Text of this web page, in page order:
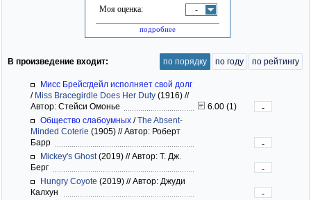
Моя оценка: -
подробнее
В произведение входит: по порядку по году по рейтингу
Мисс Брейсгдейл исполняет свой долг
/ Miss Bracegirdle Does Her Duty (1916) //
Автор: Стейси Омонье
6.00 (1)
-
Общество слабоумных /The Absent-
Minded Coterie (1905) //Автор: Роберт
Барр
-
Mickey's Ghost(2019) //Автор: Т. Дж.
Берг
-
Hungry Coyote (2019) //Автор: Джуди
Калхун
-